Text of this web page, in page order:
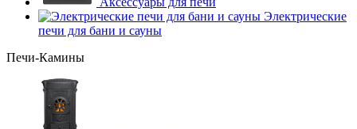
Электрические
печи для бани и сауны
Печи-Камины